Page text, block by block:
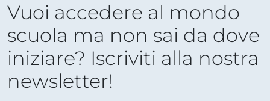
Vuoi accedere al mondo
scuola ma non sai da dove
iniziare? Iscriviti alla nostra
newsletter!